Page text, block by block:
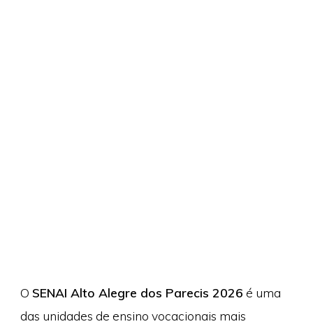
O SENAI Alto Alegre dos Parecis 2026 é uma
das unidades de ensino vocacionais mais